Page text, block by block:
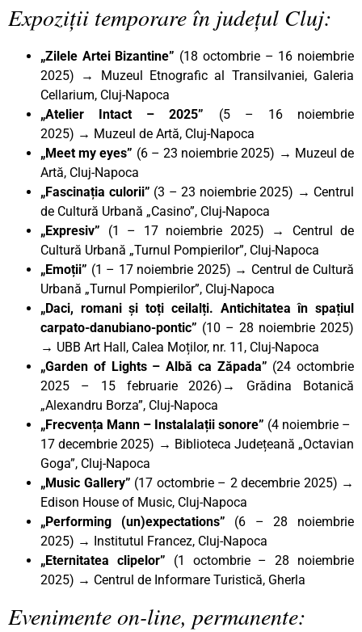
Expoziții temporare în județul Cluj:
„Zilele Artei Bizantine” (18 octombrie – 16 noiembrie
2025)
→ Muzeul Etnografic al Transilvaniei, Galeria
Cellarium, Cluj-Napoca
„Atelier Intact – 2025” (5 – 16 noiembrie
2025) → Muzeul de Artă, Cluj-Napoca
„Meet my eyes” (6 – 23 noiembrie 2025) → Muzeul de
Artă, Cluj-Napoca
„Fascinația culorii” (3 – 23 noiembrie 2025) → Centrul
de Cultură Urbană „Casino”, Cluj-Napoca
„Expresiv” (1 – 17 noiembrie 2025) → Centrul de
Cultură Urbană „Turnul Pompierilor”, Cluj-Napoca
„Emoții” (1 – 17 noiembrie 2025) → Centrul de Cultură
Urbană „Turnul Pompierilor”, Cluj-Napoca
„Daci, romani și toți ceilalți. Antichitatea în spațiul
carpato-danubiano-pontic” (10 – 28 noiembrie 2025)
→ UBB Art Hall, Calea Moților, nr. 11, Cluj-Napoca
„Garden of Lights – Albă ca Zăpada” (24 octombrie
2025 – 15 februarie 2026)→ Grădina Botanică
„Alexandru Borza”, Cluj-Napoca
„Frecvența Mann – Instalalații sonore” (4 noiembrie –
17 decembrie 2025) → Biblioteca Județeană „Octavian
Goga”, Cluj-Napoca
„Music Gallery” (17 octombrie – 2 decembrie 2025) →
Edison House of Music, Cluj-Napoca
„Performing (un)expectations” (6 – 28 noiembrie
2025) → Institutul Francez, Cluj-Napoca
„Eternitatea clipelor” (1 octombrie – 28 noiembrie
2025) → Centrul de Informare Turistică, Gherla
Evenimente on-line, permanente: